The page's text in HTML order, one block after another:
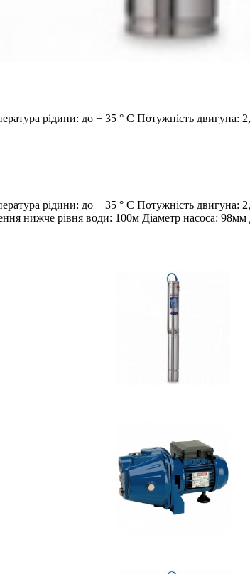
рідини: до + 35 ° С Потужність
рідини: до + 35 ° С Потужність
нижче рівня води: 100м Діаметр насоса: